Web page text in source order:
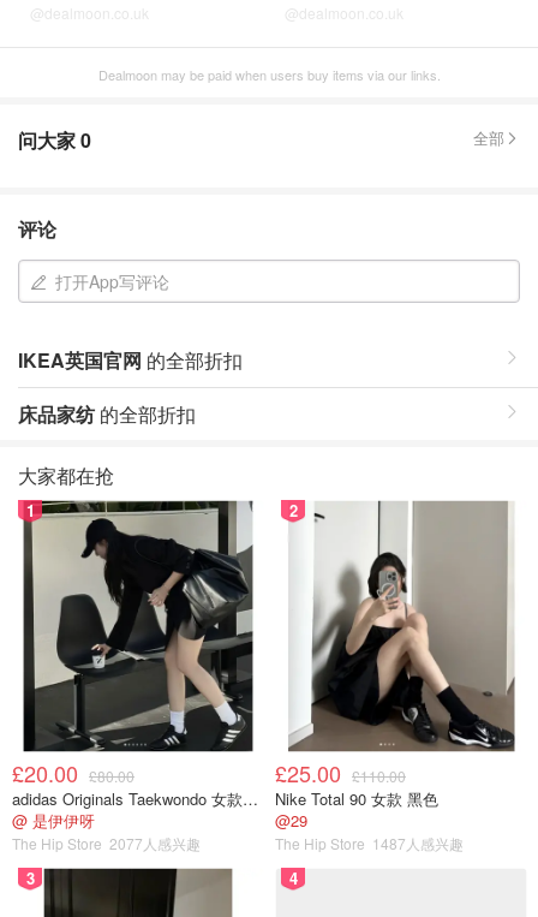
@dealmoon.co.uk @dealmoon.co.uk
Dealmoon may be paid when users buy items via our links.
问大家0 全部
评论
打开App写评论
IKEA英国官网 的全部折扣
床品家纺 的全部折扣
大家都在抢
1
£20.00 £80.00
adidas Originals Taekwondo 女款黑色运动鞋
@ 是伊伊呀
The Hip Store 2077人感兴趣
2
£25.00 £110.00
Nike Total 90 女款 黑色
@29
The Hip Store 1487人感兴趣
3 4